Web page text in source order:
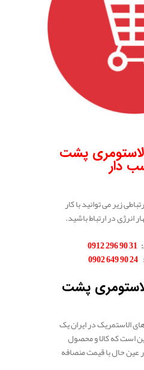
پشت
دار
زیر می توانید با کار
در ارتباط باشید.
31 90 296 0912
24 90 649 0902
پشت
الاستمریک در ایران یک
است که کالا و محصول
عین حال با قیمت منصافه